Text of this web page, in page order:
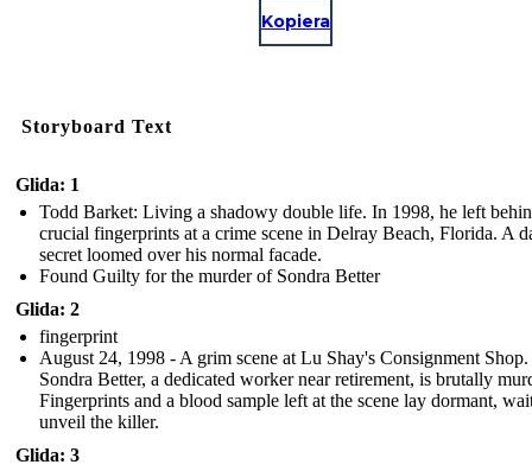
Kopiera
Storyboard Text
Glida: 1
Todd Barket: Living a shadowy double life. In 1998, he left
crucial fingerprints at a crime scene in Delray Beach, Florida. A
secret loomed over his normal facade.
Found Guilty for the murder of Sondra Better
Glida: 2
fingerprint
August 24, 1998 - A grim scene at Lu Shay's Consignment Shop.
Sondra Better, a dedicated worker near retirement, is brutally
Fingerprints and a blood sample left at the scene lay dormant,
unveil the killer.
Glida: 3